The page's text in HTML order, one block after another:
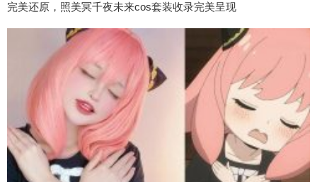
完美还原，照美冥千夜未来cos套装收录完美呈现